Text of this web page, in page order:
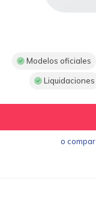
Modelos oficiales
Liquidaciones
o